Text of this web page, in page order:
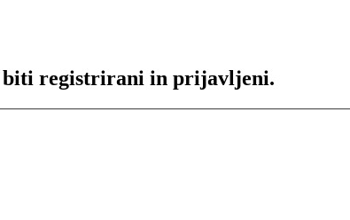
biti registrirani in prijavljeni.